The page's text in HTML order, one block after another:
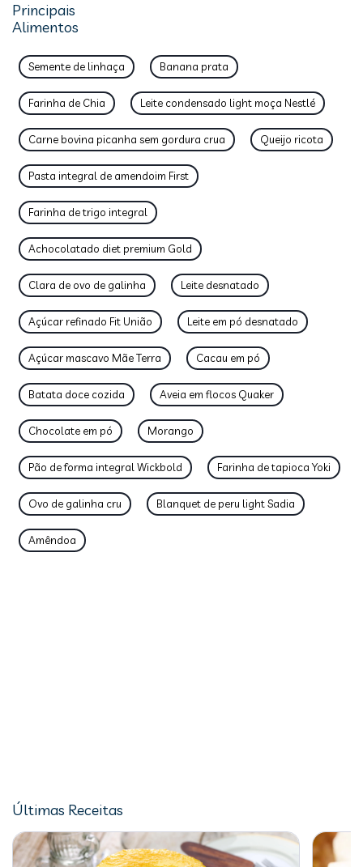
Principais
Alimentos
Semente de linhaça Banana prata
Farinha de Chia Leite condensado light moça Nestlé
Carne bovina picanha sem gordura crua Queijo ricota
Pasta integral de amendoim First
Farinha de trigo integral
Achocolatado diet premium Gold
Clara de ovo de galinha Leite desnatado
Açúcar refinado Fit União Leite em pó desnatado
Açúcar mascavo Mãe Terra Cacau em pó
Batata doce cozida Aveia em flocos Quaker
Chocolate em pó Morango
Pão de forma integral Wickbold Farinha de tapioca Yoki
Ovo de galinha cru Blanquet de peru light Sadia
Amêndoa
Últimas Receitas